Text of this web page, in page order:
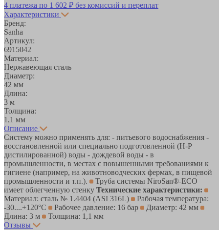
4 платежа по 1 602 ₽ без комиссий и переплат
Характеристики
Бренд:
Sanha
Артикул:
6915042
Материал:
Нержавеющая сталь
Диаметр:
42 мм
Длина:
3 м
Толщина:
1,1 мм
Описание
Систему можно применять для: - питьевого водоснабжения -
восстановленной или специально подготовленной (Н-Р
дистилированной) воды - дождевой воды - в
промышленности, в местах с повышенными требованиями к
гигиене (например, на животноводческих фермах, в пищевой
промышленности и т.п.).
Труба системы NiroSan®-ECO
имеет облегченную стенку Технические характеристики:
Материал: cталь № 1.4404 (ASI 316L)
Рабочая температура:
-30....+120°С
Рабочее давление: 16 бар
Диаметр: 42 мм
Длина: 3 м
Толщина: 1,1 мм
Отзывы